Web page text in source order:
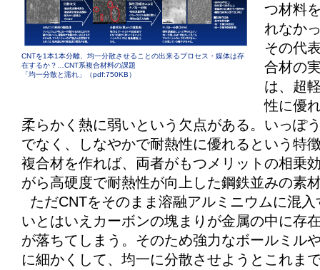
CNTを1本1本分離、均一分散させることの出来るプロセス・媒体は存
在するか？…CNT系複合材料の課題
「均一分散と濡れ」（pdf:750KB）
つ材料
れなか
その代
合材の
は、超
性に優
柔らかく熱に弱いという欠点がある。いっぽ
でなく、しなやかで耐熱性に優れるという特
複合材を作れば、両者がもつメリットの相乗
がら高硬度で耐熱性が向上した鋼鉄並みの素
ただCNTをそのまま溶融アルミニウムに混
いとはいえカーボンの塊まりが金属の中に存
が落ちてしまう。そのため強力なボールミル
に細かくして、均一に分散させようとこれま